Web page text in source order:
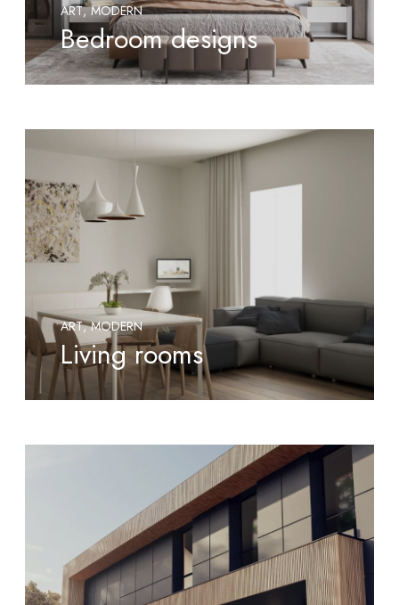
ART MODERN
Bedroom designs
ART MODERN
Living rooms